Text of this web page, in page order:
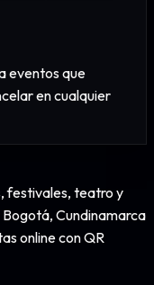
eventos que
en cualquier
festivales, teatro y
Cundinamarca
online con QR